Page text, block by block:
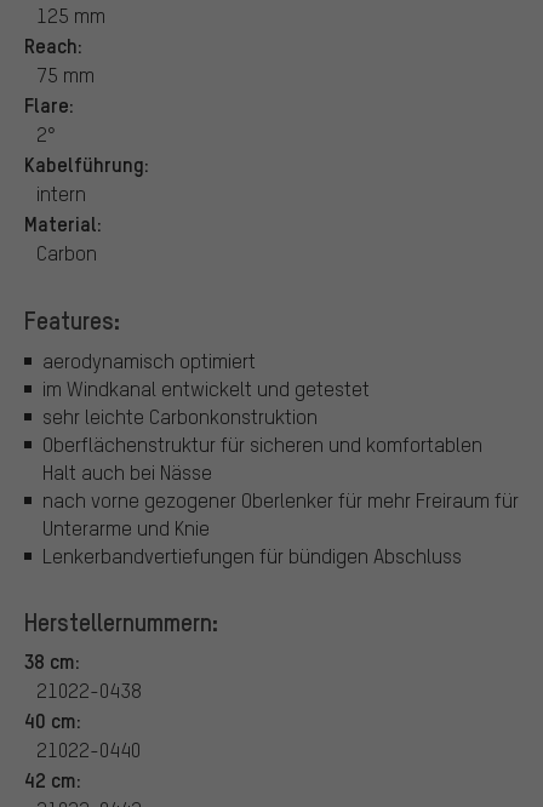
125 mm
Reach:
75 mm
Flare:
2°
Kabelführung:
intern
Material:
Carbon
Features:
aerodynamisch optimiert
im Windkanal entwickelt und getestet
sehr leichte Carbonkonstruktion
Oberflächenstruktur für sicheren und komfortablen
Halt auch bei Nässe
nach vorne gezogener Oberlenker für mehr Freiraum für
Unterarme und Knie
Lenkerbandvertiefungen für bündigen Abschluss
Herstellernummern:
38 cm:
21022-0438
40 cm:
21022-0440
42 cm: